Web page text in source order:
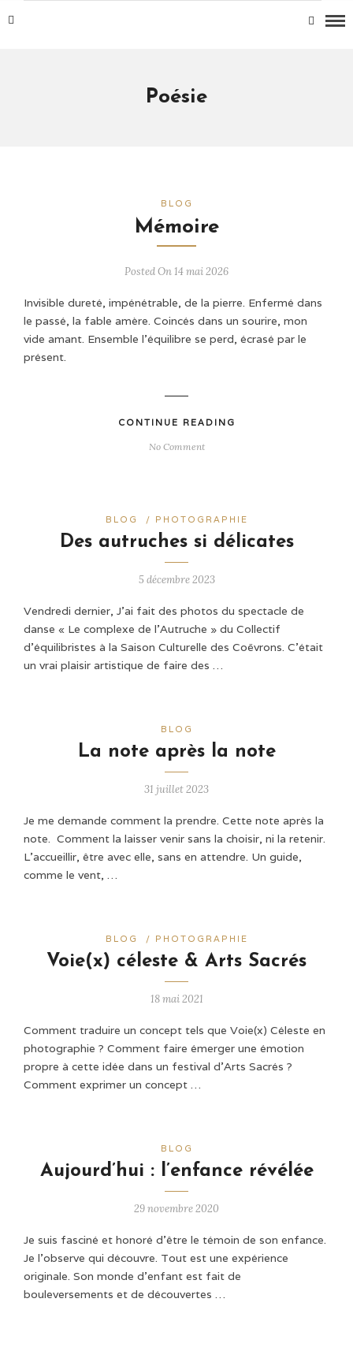
Poésie
BLOG
Mémoire
Posted On 14 mai 2026
Invisible dureté, impénétrable, de la pierre. Enfermé dans
le passé, la fable amère. Coincés dans un sourire, mon
vide amant. Ensemble l’équilibre se perd, écrasé par le
présent.
CONTINUE READING
No Comment
BLOG / PHOTOGRAPHIE
Des autruches si délicates
5 décembre 2023
Vendredi dernier, J’ai fait des photos du spectacle de
danse « Le complexe de l’Autruche » du Collectif
d’équilibristes à la Saison Culturelle des Coëvrons. C’était
un vrai plaisir artistique de faire des …
BLOG
La note après la note
31 juillet 2023
Je me demande comment la prendre. Cette note après la
note. Comment la laisser venir sans la choisir, ni la retenir.
L’accueillir, être avec elle, sans en attendre. Un guide,
comme le vent, …
BLOG / PHOTOGRAPHIE
Voie(x) céleste & Arts Sacrés
18 mai 2021
Comment traduire un concept tels que Voie(x) Céleste en
photographie ? Comment faire émerger une émotion
propre à cette idée dans un festival d'Arts Sacrés ?
Comment exprimer un concept …
BLOG
Aujourd’hui : l’enfance révélée
29 novembre 2020
Je suis fasciné et honoré d'être le témoin de son enfance.
Je l’observe qui découvre. Tout est une expérience
originale. Son monde d'enfant est fait de
bouleversements et de découvertes …